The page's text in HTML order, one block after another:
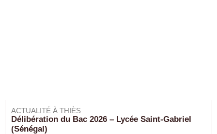
ACTUALITÉ À THIÈS
Délibération du Bac 2026 – Lycée Saint-Gabriel
(Sénégal)